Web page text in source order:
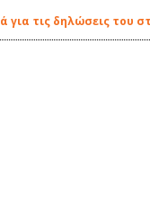
τις δηλώσεις του